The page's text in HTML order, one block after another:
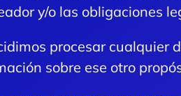
y/o las obligaciones
procesar cualquier
sobre ese otro